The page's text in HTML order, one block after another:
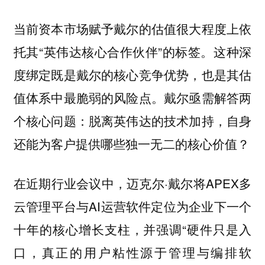
当前资本市场赋予戴尔的估值很大程度上依
托其“英伟达核心合作伙伴”的标签。这种深
度绑定既是戴尔的核心竞争优势，也是其估
值体系中最脆弱的风险点。戴尔亟需解答两
个核心问题：脱离英伟达的技术加持，自身
还能为客户提供哪些独一无二的核心价值？
在近期行业会议中，迈克尔·戴尔将APEX多
云管理平台与AI运营软件定位为企业下一个
十年的核心增长支柱，并强调“硬件只是入
口，真正的用户粘性源于管理与编排软